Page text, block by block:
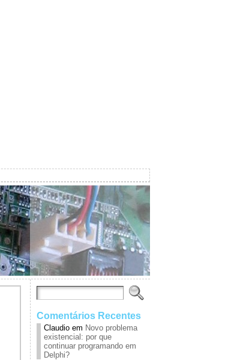
Comentários Recentes
Claudio em Novo problema
existencial: por que
continuar programando em
Delphi?